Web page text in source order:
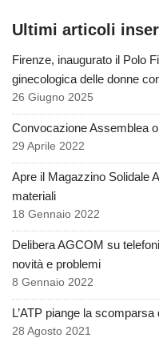
Ultimi articoli
Firenze, inaugurato il Polo
ginecologica delle donne
26 Giugno 2025
Convocazione Assemblea
29 Aprile 2022
Apre il Magazzino Solidale
materiali
18 Gennaio 2022
Delibera AGCOM su
novità e problemi
8 Gennaio 2022
L’ATP piange la
28 Agosto 2021